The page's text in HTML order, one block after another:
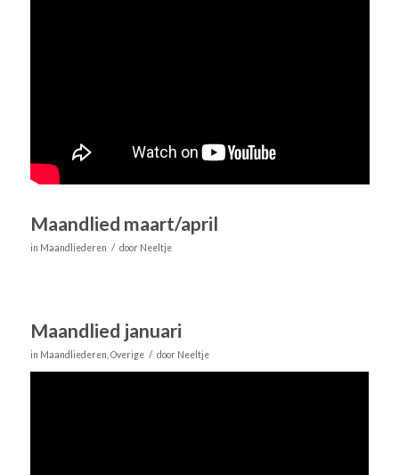
Maandlied maart/april
in Maandliederen / door Neeltje
Maandlied januari
in Maandliederen Overige / door Neeltje